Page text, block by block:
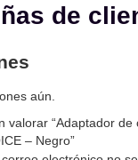
de
aún.
valorar “Adaptador de
– Negro”